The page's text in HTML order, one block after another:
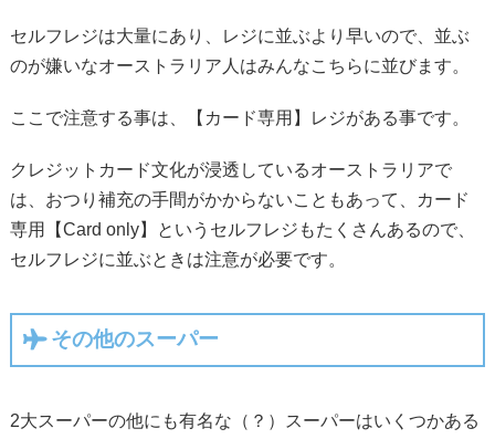
セルフレジは大量にあり、レジに並ぶより早いので、並ぶ
のが嫌いなオーストラリア人はみんなこちらに並びます。
ここで注意する事は、【カード専用】レジがある事です。
クレジットカード文化が浸透しているオーストラリアで
は、おつり補充の手間がかからないこともあって、カード
専用【Card only】というセルフレジもたくさんあるので、
セルフレジに並ぶときは注意が必要です。
その他のスーパー
2大スーパーの他にも有名な（？）スーパーはいくつかある